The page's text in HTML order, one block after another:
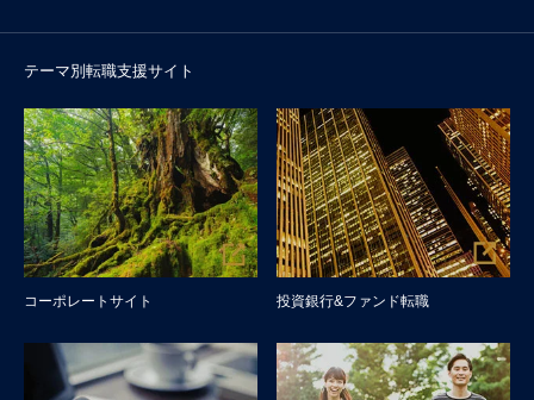
テーマ別転職支援サイト
コーポレートサイト 投資銀行&ファンド転職